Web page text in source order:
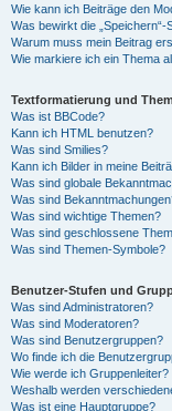
Wie kann ich Beiträge den
Was bewirkt die
Warum muss mein Beitrag
Wie markiere ich ein Thema
Textformatierung und
Was ist BBCode?
Kann ich HTML benutzen?
Was sind Smilies?
Kann ich Bilder in meine
Was sind globale
Was sind
Was sind wichtige Themen?
Was sind geschlossene
Was sind Themen-Symbole?
Benutzer-Stufen und
Was sind Administratoren?
Was sind Moderatoren?
Was sind Benutzergruppen?
Wo finde ich die
Wie werde ich Gruppenleiter?
Weshalb werden
Was ist eine Hauptgruppe?